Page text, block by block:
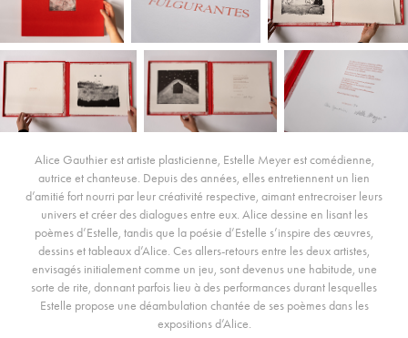
Alice Gauthier est artiste plasticienne, Estelle Meyer est comédienne,
autrice et chanteuse. Depuis des années, elles entretiennent un lien
d’amitié fort nourri par leur créativité respective, aimant entrecroiser leurs
univers et créer des dialogues entre eux. Alice dessine en lisant les
poèmes d’Estelle, tandis que la poésie d’Estelle s’inspire des œuvres,
dessins et tableaux d’Alice. Ces allers-retours entre les deux artistes,
envisagés initialement comme un jeu, sont devenus une habitude, une
sorte de rite, donnant parfois lieu à des performances durant lesquelles
Estelle propose une déambulation chantée de ses poèmes dans les
expositions d’Alice.